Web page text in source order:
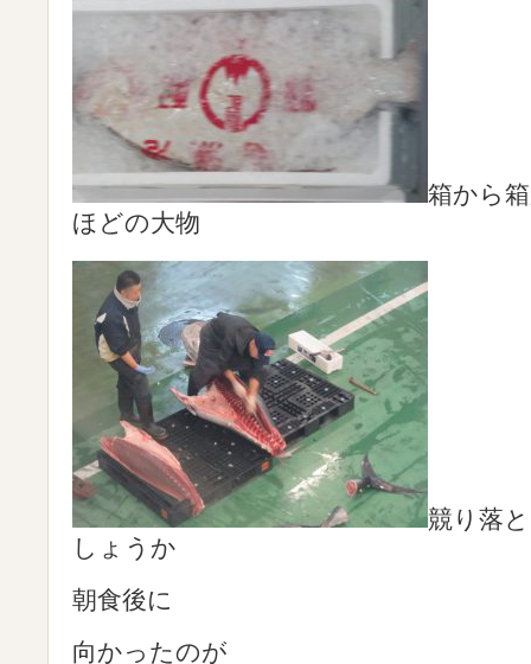
箱から
ほどの大物
競り落
しょうか
朝食後に
向かったのが